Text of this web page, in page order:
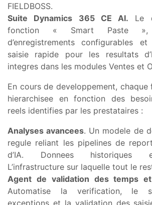
FIELDBOSS.
Suite Dynamics 365 CE AI. Le
fonction « Smart Paste »,
d’enregistrements configurables
saisie rapide pour les resultats
integres dans les modules Ventes et
En cours de developpement,
hierarchisee en fonction des
reels identifies par les prestataires :
Analyses avancees. Un modele de
regule reliant les pipelines de
d’IA. Donnees historiques
L’infrastructure sur laquelle tout le
Agent de validation des temps
Automatise la verification, le
exceptions et la validation des